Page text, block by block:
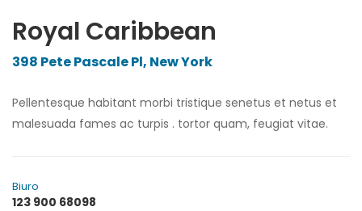
Royal Caribbean
398 Pete Pascale Pl, New York
Pellentesque habitant morbi tristique senetus et netus et
malesuada fames ac turpis . tortor quam, feugiat vitae.
Biuro
123 900 68098